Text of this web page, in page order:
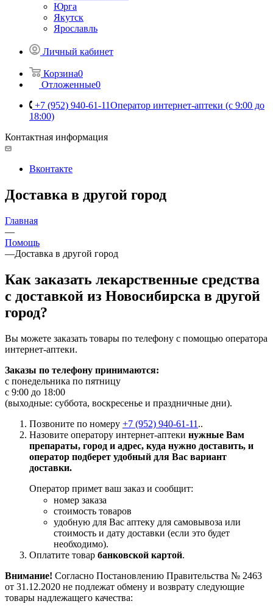
Юрга
Якутск
Ярославль
Личный кабинет
Корзина0
Отложенные0
+7 (952) 940-61-11Оператор интернет-аптеки (с 9:00 до
18:00)
Контактная информация
Вконтакте
Доставка в другой город
Главная
—
Помощь
—Доставка в другой город
Как заказать лекарственные средства
с доставкой из Новосибирска в другой
город?
Вы можете заказать товары по телефону с помощью оператора
интернет-аптеки.
Заказы по телефону принимаются:
с понедельника по пятницу
с 9:00 до 18:00
(выходные: суббота, воскресенье и праздничные дни).
Позвоните по номеру +7 (952) 940-61-11 ..
Назовите оператору интернет-аптеки нужные Вам
препараты, город и адрес, куда нужно доставить, и
оператор подберет удобный для Вас вариант
доставки.
Оператор примет ваш заказ и сообщит:
номер заказа
стоимость товаров
удобную для Вас аптеку для самовывоза или
стоимость и дату доставки (если это будет
необходимо).
Оплатите товар банковской картой.
Внимание! Согласно Постановлению Правительства № 2463
от 31.12.2020 не подлежат обмену и возврату следующие
товары надлежащего качества: